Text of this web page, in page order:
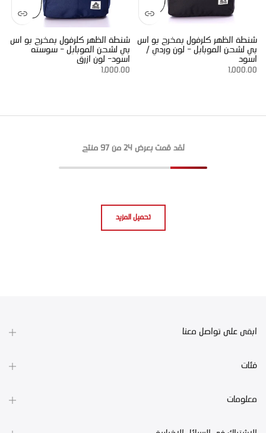
شنطة الظهر كلرفول بمخرج يو اس
بي لشحن الموبايل - لون وردي /
اسود
1,000.00
شنطة الظهر كلرفول بمخرج يو اس
بي لشحن الموبايل - سوسته
اسود- لون ازرق
1,000.00
لقد قمت بعرض24من 97 منتج
تحميل المزيد
ابقى على تواصل معنا
فئات
معلومات